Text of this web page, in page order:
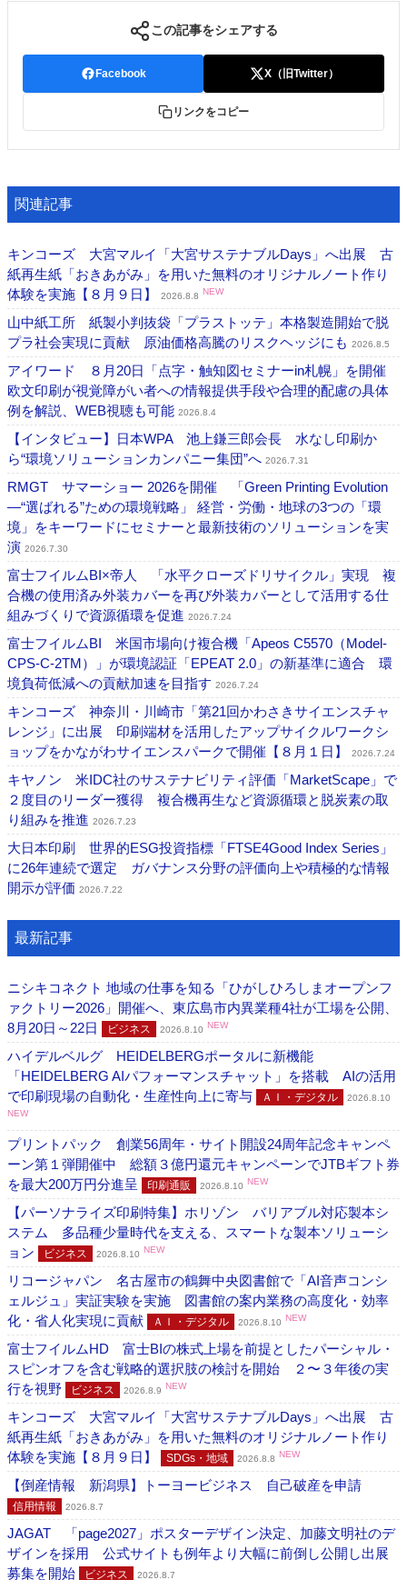
この記事をシェアする
Facebook X（旧Twitter）
リンクをコピー
関連記事
キンコーズ 大宮マルイ「大宮サステナブルDays」へ出展 古
紙再生紙「おきあがみ」を用いた無料のオリジナルノート作り
体験を実施【８月９日】
2026.8.8 NEW
山中紙工所 紙製小判抜袋「プラストッテ」本格製造開始で脱
プラ社会実現に貢献 原油価格高騰のリスクヘッジにも 2026.8.5
アイワード ８月20日「点字・触知図セミナーin札幌」を開催
欧文印刷が視覚障がい者への情報提供手段や合理的配慮の具体
例を解説、WEB視聴も可能 2026.8.4
【インタビュー】日本WPA 池上鎌三郎会長 水なし印刷か
ら“環境ソリューションカンパニー集団”へ 2026.7.31
RMGT サマーショー 2026を開催 「Green Printing Evolution
―“選ばれる”ための環境戦略」 経営・労働・地球の3つの「環
境」をキーワードにセミナーと最新技術のソリューションを実
演 2026.7.30
富士フイルムBI×帝人 「水平クローズドリサイクル」実現 複
合機の使用済み外装カバーを再び外装カバーとして活用する仕
組みづくりで資源循環を促進 2026.7.24
富士フイルムBI 米国市場向け複合機「Apeos C5570（Model-
CPS-C-2TM）」が環境認証「EPEAT 2.0」の新基準に適合 環
境負荷低減への貢献加速を目指す 2026.7.24
キンコーズ 神奈川・川崎市「第21回かわさきサイエンスチャ
レンジ」に出展 印刷端材を活用したアップサイクルワークシ
ョップをかながわサイエンスパークで開催【８月１日】
2026.7.24
キヤノン 米IDC社のサステナビリティ評価「MarketScape」で
２度目のリーダー獲得 複合機再生など資源循環と脱炭素の取
り組みを推進 2026.7.23
大日本印刷 世界的ESG投資指標「FTSE4Good Index Series」
に26年連続で選定 ガバナンス分野の評価向上や積極的な情報
開示が評価 2026.7.22
最新記事
ニシキコネクト 地域の仕事を知る「ひがしひろしまオープンフ
ァクトリー2026」開催へ、東広島市内異業種4社が工場を公開、
8月20日～22日
ビジネス 2026.8.10 NEW
ハイデルベルグ HEIDELBERGポータルに新機能
「HEIDELBERG AIパフォーマンスチャット」を搭載 AIの活用
で印刷現場の自動化・生産性向上に寄与
ＡＩ・デジタル
2026.8.10
NEW
プリントパック 創業56周年・サイト開設24周年記念キャンペ
ーン第１弾開催中 総額３億円還元キャンペーンでJTBギフト券
を最大200万円分進呈
印刷通販 2026.8.10 NEW
【パーソナライズ印刷特集】ホリゾン バリアブル対応製本シ
ステム 多品種少量時代を支える、スマートな製本ソリューシ
ョン
ビジネス 2026.8.10 NEW
リコージャパン 名古屋市の鶴舞中央図書館で「AI音声コンシ
ェルジュ」実証実験を実施 図書館の案内業務の高度化・効率
化・省人化実現に貢献
ＡＩ・デジタル 2026.8.10 NEW
富士フイルムHD 富士BIの株式上場を前提としたパーシャル・
スピンオフを含む戦略的選択肢の検討を開始 ２〜３年後の実
行を視野
ビジネス 2026.8.9 NEW
キンコーズ 大宮マルイ「大宮サステナブルDays」へ出展 古
紙再生紙「おきあがみ」を用いた無料のオリジナルノート作り
体験を実施【８月９日】
SDGs・地域 2026.8.8 NEW
【倒産情報 新潟県】トーヨービジネス 自己破産を申請
信用情報 2026.8.7
JAGAT 「page2027」ポスターデザイン決定、加藤文明社のデ
ザインを採用 公式サイトも例年より大幅に前倒し公開し出展
募集を開始
ビジネス 2026.8.7